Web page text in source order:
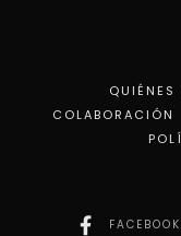
QUIÉNES
COLABORACIÓN
FACEBOOK